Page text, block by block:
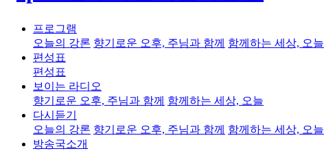
프로그램
오늘의 강론 향기로운 오후, 주님과 함께 함께하는 세상, 오늘
편성표
편성표
보이는 라디오
향기로운 오후, 주님과 함께 함께하는 세상, 오늘
다시듣기
오늘의 강론 향기로운 오후, 주님과 함께 함께하는 세상, 오늘
방송국소개